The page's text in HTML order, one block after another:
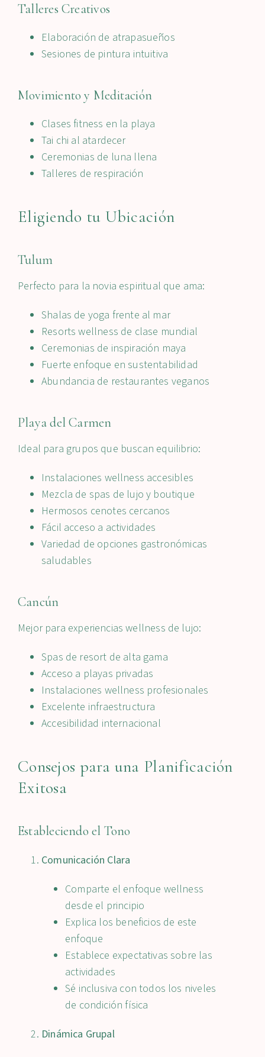
Talleres Creativos
Elaboración de atrapasueños
Sesiones de pintura intuitiva
Movimiento y Meditación
Clases fitness en la playa
Tai chi al atardecer
Ceremonias de luna llena
Talleres de respiración
Eligiendo tu Ubicación
Tulum
Perfecto para la novia espiritual que ama:
Shalas de yoga frente al mar
Resorts wellness de clase mundial
Ceremonias de inspiración maya
Fuerte enfoque en sustentabilidad
Abundancia de restaurantes veganos
Playa del Carmen
Ideal para grupos que buscan equilibrio:
Instalaciones wellness accesibles
Mezcla de spas de lujo y boutique
Hermosos cenotes cercanos
Fácil acceso a actividades
Variedad de opciones gastronómicas
saludables
Cancún
Mejor para experiencias wellness de lujo:
Spas de resort de alta gama
Acceso a playas privadas
Instalaciones wellness profesionales
Excelente infraestructura
Accesibilidad internacional
Consejos para una Planificación
Exitosa
Estableciendo el Tono
Comunicación Clara
Comparte el enfoque wellness
desde el principio
Explica los beneficios de este
enfoque
Establece expectativas sobre las
actividades
Sé inclusiva con todos los niveles
de condición física
Dinámica Grupal